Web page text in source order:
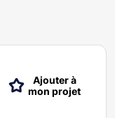
Ajouter à
mon projet